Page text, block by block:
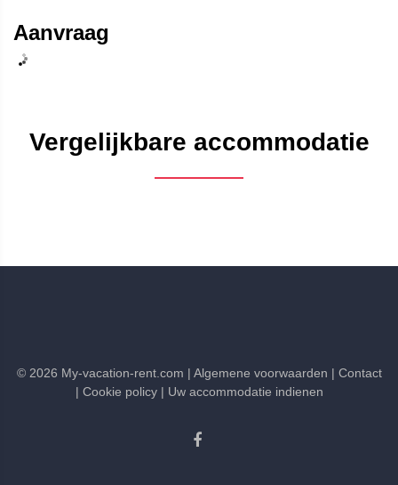
Aanvraag
Vergelijkbare accommodatie
© 2026 My-vacation-rent.com | Algemene voorwaarden | Contact
| Cookie policy | Uw accommodatie indienen